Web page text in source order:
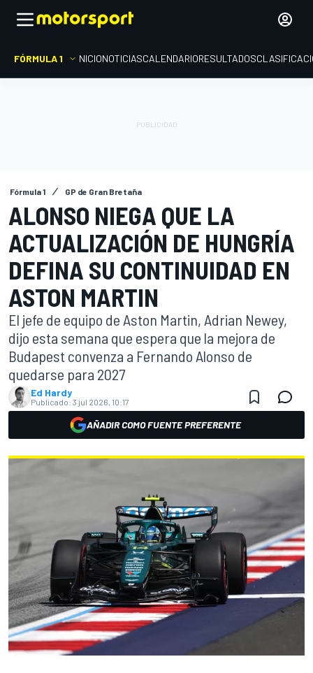
FÓRMULA 1 INICIONOTICIASCALENDARIORESULTADOS
Fórmula 1 GP de Gran Bretaña
ALONSO NIEGA QUE LA
ACTUALIZACIÓN DE HUNGRÍA
DEFINA SU CONTINUIDAD EN
ASTON MARTIN
El jefe de equipo de Aston Martin, Adrian Newey,
dijo esta semana que espera que la mejora de
Budapest convenza a Fernando Alonso de
quedarse para 2027
Ed Hardy
Publicado: 3 jul 2026, 10:17
AÑADIR COMO FUENTE PREFERENTE